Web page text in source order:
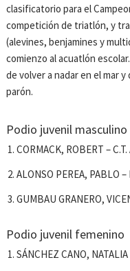
clasificatorio para el
competición de triatlón, y
(alevines, benjamines y
comienzo al acuatlón
de volver a nadar en el mar
parón.
Podio juvenil masculino
CORMACK, ROBERT –
ALONSO PEREA, PABLO
GUMBAU GRANERO,
Podio juvenil femenino
SÁNCHEZ CANO,